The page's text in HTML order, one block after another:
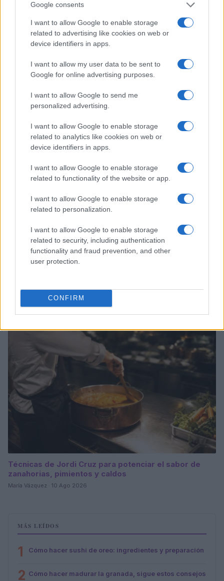
Google consents
I want to allow Google to enable storage
related to advertising like cookies on web or
device identifiers in apps.
I want to allow my user data to be sent to
Google for online advertising purposes.
I want to allow Google to send me
personalized advertising.
I want to allow Google to enable storage
related to analytics like cookies on web or
device identifiers in apps.
I want to allow Google to enable storage
related to functionality of the website or app.
I want to allow Google to enable storage
related to personalization.
I want to allow Google to enable storage
related to security, including authentication
functionality and fraud prevention, and other
user protection.
CONFIRM
Organizar una cocina pequeña: ideas low-cost y
eficientes
CONSEJOS DE COCINA
Jujuy: un hito en la gastronomía argentina
María Vázquez · 10 Ago 2026
Técnicas de Jordi Cruz para potenciar el sabor de
zanahorias, pimientos y caldos
María Vázquez · 10 Ago 2026
MÁS LEÍDOS
1 Cómo hacer sushi de oreo: ingredientes y preparación
2 Cómo hacer madurar la granada, sigue estos consejos